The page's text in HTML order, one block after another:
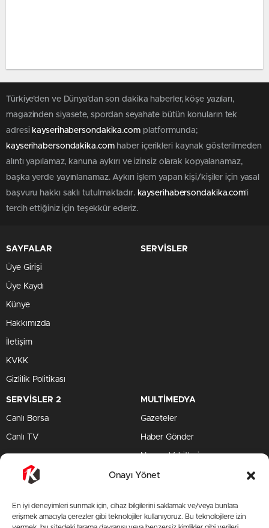
Onayı Yönet
En iyi deneyimleri sunmak için, cihaz bilgilerini saklamak ve/veya bunlara
erişmek amacıyla çerezler gibi teknolojiler kullanıyoruz. Bu teknolojilere izin
Türkiye'den ve Dünya’dan son dakika haberler, köşe yazıları,
magazinden siyasete, spordan seyahate bütün konuların tek
adresi kayserihabersondakika.complatformunda;
kayserihabersondakika.comhaber içerikleri kaynak gösterilmeden
alıntı yapılamaz, kanuna aykırı ve izinsiz olarak kopyalanamaz,
başka yerde yayınlanamaz. Aykırı işlem yapan kişi/kişiler için yasal
başvuru hakkı saklı tutulmaktadır. kayserihabersondakika.com'i
tercih ettiğiniz için teşekkür ederiz.
SAYFALAR
Üye Girişi
Üye Kaydı
Künye
Hakkımızda
İletişim
KVKK
Gizlilik Politikası
SERVİSLER
SERVİSLER 2
Canlı Borsa
Canlı TV
MULTİMEDYA
Gazeteler
Haber Gönder
Namaz Vakitleri
TV Yayın Akışları
TV Yayın Akışları